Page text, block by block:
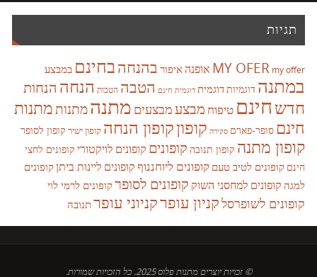
תגיות
MY OFER my offer אופנהאיפור בהנחהבחינם במבצע
במתנה דוגמיותדוגמית דוגמית חינם הטבה הטבות הנחה הנחות
חדשחינם טיפוח מבצעמבצעים מתנהמתנותמתנות
חינם סופר-פארם סקירה קופוןקופון הנחה קופון ישיר קופון לסופר
קופון מתנה קופון תנובה קופונים קופונים לויקטורי קופונים לחצי
חינם קופונים לטיב טעם קופונים ליוחננוףקופונים ליינות ביתןקופונים
למגה קופונים למחסני השוק קופונים לסופרקופונים לרמי לוי
קופונים לשופרסלקניון עופרקניוני עופרתנובה
© זכויות יוצרים מתנות פלוס 2025. כל הזכויות שמורות.